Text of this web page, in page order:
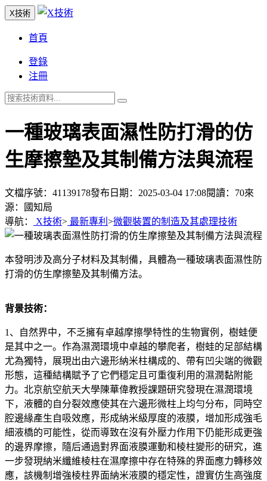
X技術
首頁
登錄
注冊
一種玻璃表面濕性防打滑的仿
生摩擦墊及其制備方法與流程
文檔序號：41139178發布日期：2025-03-04 17:08閱讀：70來
源：國知局
導航：
X技術> 最新專利 >微觀裝置的制造及其處理技術
本發明涉及高分子材料及其制備，具體為一種玻璃表面濕性防
打滑的仿生摩擦墊及其制備方法。
背景技術：
1、自然界中，不乏擁有卓越摩擦學特性的生物實例，樹蛙便
是其中之一。作為濕潤環境中卓越的攀爬者，樹蛙的足部結構
尤為獨特，展現出由六邊形納米柱構成的、帶有凹尖端的微觀
形態，這種結構賦予了它們穩定且可重復利用的濕潤黏附能
力。北京航空航天大學陳華偉教授課題研究發現在濕潤環境
下，液體的自分裂效應使其在六邊形微柱上均勻分布，同時空
腔邊緣產生自吸效應，形成納米級厚度的液膜，增加形成強毛
細液橋的可能性，從而導致在沒有外壓力作用下仍能形成更強
的邊界摩擦，隨后通過對界面液膜運動和棱柱變形的研究，進
一步發現納米纖維棱柱在濕摩擦中存在特殊的界面應力轉移效
應，該機制增強棱柱界面納米液膜的穩定性，證實仿生高強度